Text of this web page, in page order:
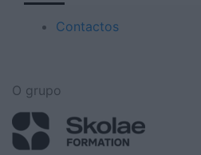
Contactos
O grupo